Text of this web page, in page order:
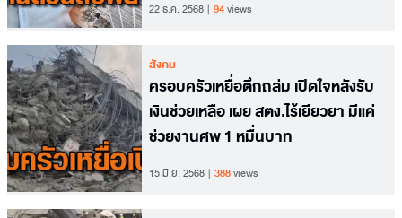
22 ธ.ค. 2568 94views
สังคม
ครอบครัวเหยื่อตึกถล่ม เปิดใจหลังรับ
เงินช่วยเหลือ เผย สตง.ไร้เยียวยา มีแค่
ช่วยงานศพ 1 หมื่นบาท
15 มิ.ย. 2568 388views